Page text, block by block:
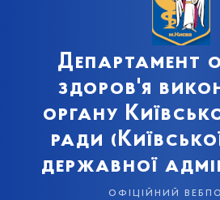
Департамент
здоров'я
органу
ради
державної
офіційний